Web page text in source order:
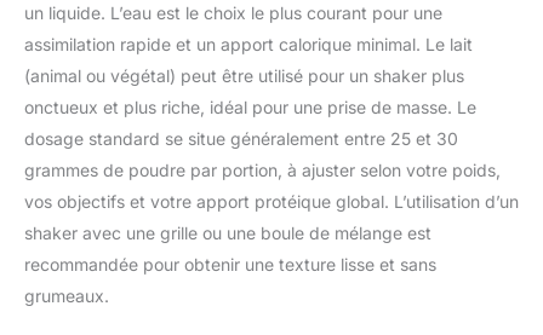
un liquide. L’eau est le choix le plus courant pour une
assimilation rapide et un apport calorique minimal. Le lait
(animal ou végétal) peut être utilisé pour un shaker plus
onctueux et plus riche, idéal pour une prise de masse. Le
dosage standard se situe généralement entre 25 et 30
grammes de poudre par portion, à ajuster selon votre poids,
vos objectifs et votre apport protéique global. L’utilisation d’un
shaker avec une grille ou une boule de mélange est
recommandée pour obtenir une texture lisse et sans
grumeaux.